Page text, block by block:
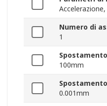
Numero di
1
100mm
0.001mm